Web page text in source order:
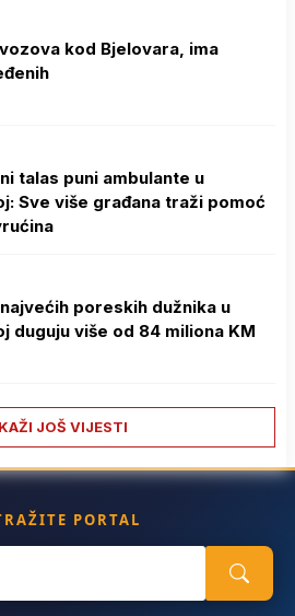
kod Bjelovara, ima
talas puni ambulante u
Sve više građana traži pomoć
poreskih dužnika u
duguju više od 84 miliona KM
JOŠ VIJESTI
PORTAL